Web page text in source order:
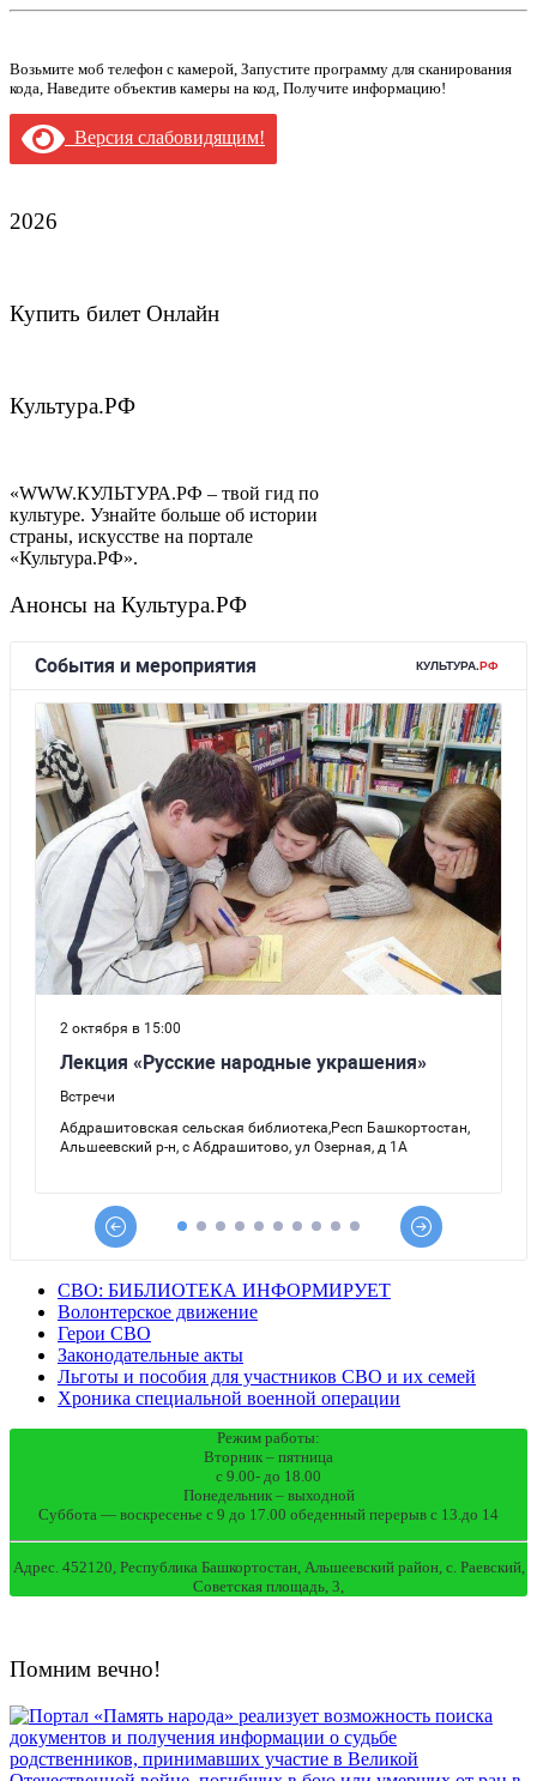
Возьмите моб телефон с камерой, Запустите программу для сканирования
кода, Наведите объектив камеры на код, Получите информацию!
Версия слабовидящим!
2026
Купить билет Онлайн
Культура.РФ
«WWW.КУЛЬТУРА.РФ – твой гид по
культуре. Узнайте больше об истории
страны, искусстве на портале
«Культура.РФ».
Анонсы на Культура.РФ
СВО: БИБЛИОТЕКА ИНФОРМИРУЕТ
Волонтерское движение
Герои СВО
Законодательные акты
Льготы и пособия для участников СВО и их семей
Хроника специальной военной операции
Режим работы:
Вторник – пятница
с 9.00- до 18.00
Понедельник – выходной
Суббота — воскресенье с 9 до 17.00 обеденный перерыв с 13.до 14
Адрес. 452120, Республика Башкортостан, Альшеевский район, с. Раевский,
Советская площадь, 3,
Помним вечно!